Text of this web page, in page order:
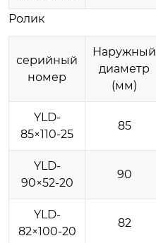
Ролик
серийный
номер
Наружный
диаметр
(мм)
YLD-
85×110-25
85
YLD-
90×52-20
90
YLD-
82×100-20
82